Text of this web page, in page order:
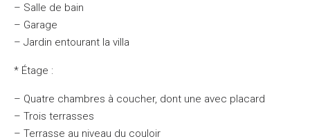
– Salle de bain
– Garage
– Jardin entourant la villa
* Étage :
– Quatre chambres à coucher, dont une avec placard
– Trois terrasses
– Terrasse au niveau du couloir